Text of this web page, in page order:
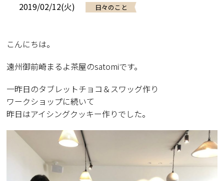
2019/02/12(火) 日々のこと
こんにちは。
遠州御前崎まるよ茶屋のsatomiです。
一昨日のタブレットチョコ＆スワッグ作り
ワークショップに続いて
昨日はアイシングクッキー作りでした。